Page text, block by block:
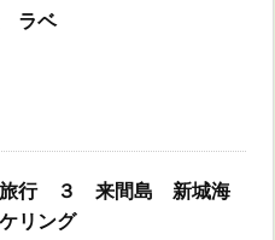
ラベ
行 ３ 来間島 新城海
リング